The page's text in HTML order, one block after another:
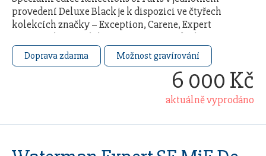
provedení Deluxe Black je k dispozici ve čtyřech
kolekcích značky – Exception, Carene, Expert
a Hémisphère. Kolekce je inspirována duchem a …
Doprava zdarma Možnost gravírování
6 000 Kč
aktuálně vyprodáno